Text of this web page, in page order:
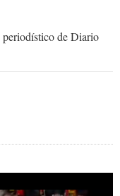
de Diario